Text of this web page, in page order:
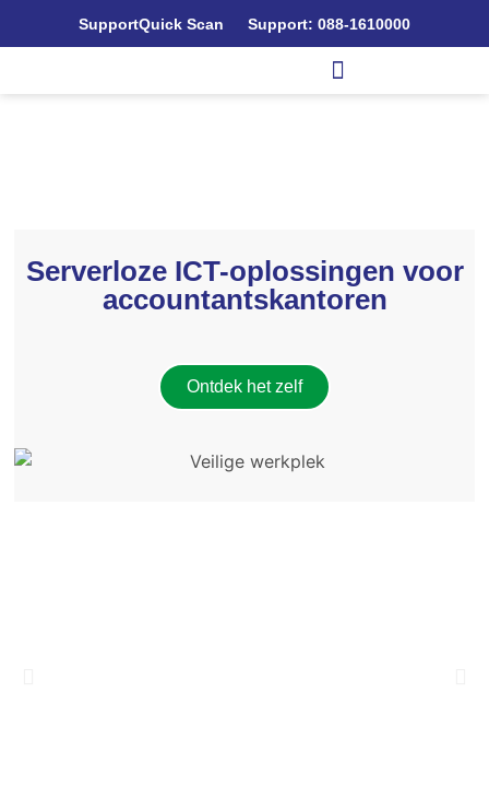
SupportQuick Scan Support: 088-1610000
Serverloze ICT-oplossingen voor
accountantskantoren
Ontdek het zelf